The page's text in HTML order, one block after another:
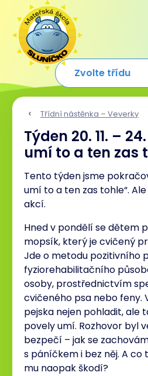
Třídní nástěnka – Veverky
Týden 20. 11. –
umí to a ten zas
Tento týden jsme
umí to a ten zas tohle“.
akcí.
Hned v pondělí se dětem
mopsík, který je cvičený
Jde o metodu pozitivního
fyziorehabilitačního
osoby, prostřednictvím
cvičeného psa nebo feny.
pejska nejen pohladit, ale
povely umí. Rozhovor byl
bezpečí – jak se
s páníčkem i bez něj. A co
mu naopak škodí?